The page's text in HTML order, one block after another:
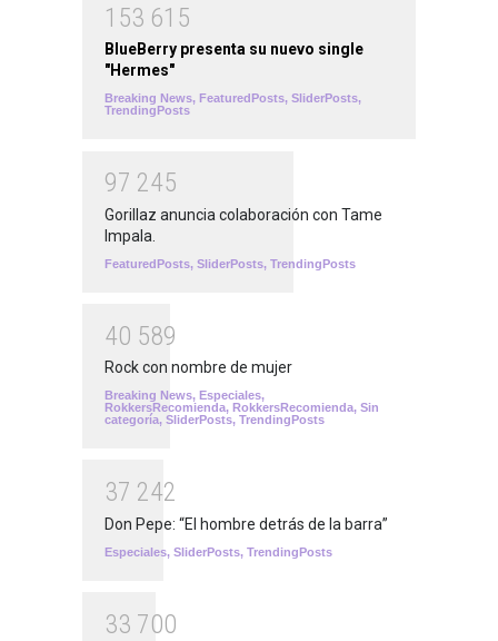
1 53 61 5
BlueBerry presenta su nuevo single
"Hermes"
Breaking News, FeaturedPosts, SliderPosts,
TrendingPosts
97 245
Gorillaz anuncia colaboración con Tame
Impala.
FeaturedPosts, SliderPosts, TrendingPosts
40 589
Rock con nombre de mujer
Breaking News, Especiales,
RokkersRecomienda, RokkersRecomienda, Sin
categoría, SliderPosts, TrendingPosts
37 242
Don Pepe: “El hombre detrás de la barra”
Especiales, SliderPosts, TrendingPosts
33 700